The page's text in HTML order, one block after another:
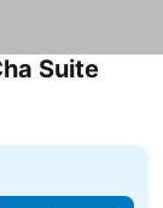
Suite